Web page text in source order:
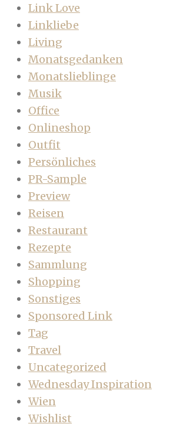
Link Love
Linkliebe
Living
Monatsgedanken
Monatslieblinge
Musik
Office
Onlineshop
Outfit
Persönliches
PR-Sample
Preview
Reisen
Restaurant
Rezepte
Sammlung
Shopping
Sonstiges
Sponsored Link
Tag
Travel
Uncategorized
Wednesday Inspiration
Wien
Wishlist